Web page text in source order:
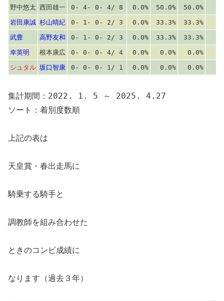
野中悠太 西田雄一 0- 4- 0- 4/ 8 0.0% 50.0% 50.0%
岩田康誠 杉山晴紀 0- 1- 0- 2/ 3 0.0% 33.3% 33.3%
武豊
高野友和 0- 1- 0- 2/ 3 0.0% 33.3% 33.3%
幸英明
根本康広 0- 0- 0- 4/ 4 0.0% 0.0% 0.0%
シュタル 坂口智康 0- 0- 0- 1/ 1 0.0% 0.0% 0.0%
集計期間：2022. 1. 5 ～ 2025. 4.27
ソート：着別度数順
上記の表は
天皇賞・春出走馬に
騎乗する騎手と
調教師を組み合わせた
ときのコンビ成績に
なります（過去３年）